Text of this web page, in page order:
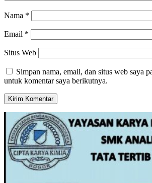
Nama *
Email *
Situs Web
Simpan nama, email, dan situs web saya
untuk komentar saya berikutnya.